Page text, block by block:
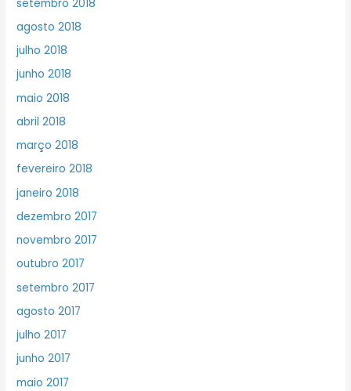
setembro 2018
agosto 2018
julho 2018
junho 2018
maio 2018
abril 2018
março 2018
fevereiro 2018
janeiro 2018
dezembro 2017
novembro 2017
outubro 2017
setembro 2017
agosto 2017
julho 2017
junho 2017
maio 2017